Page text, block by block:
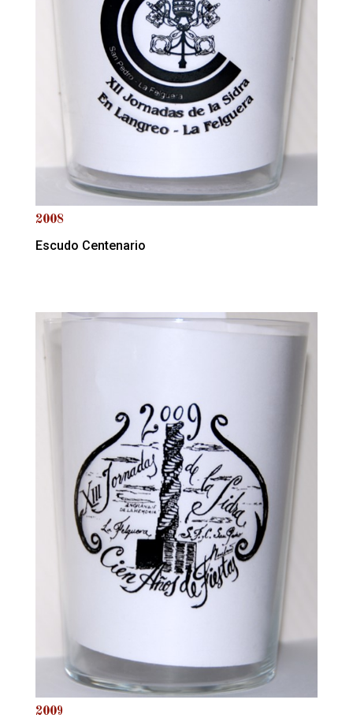
2008
Escudo Centenario
2009